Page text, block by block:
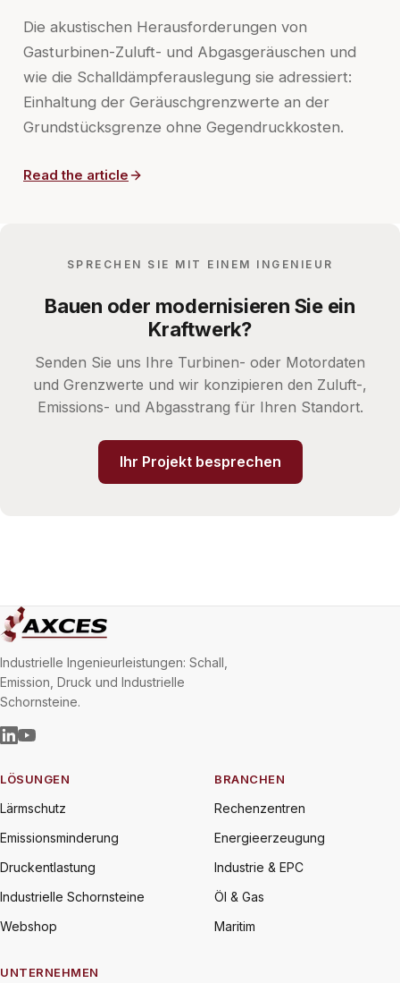
Die akustischen Herausforderungen von
Gasturbinen-Zuluft- und Abgasgeräuschen und
wie die Schalldämpferauslegung sie adressiert:
Einhaltung der Geräuschgrenzwerte an der
Grundstücksgrenze ohne Gegendruckkosten.
Read the article
SPRECHEN SIE MIT EINEM INGENIEUR
Bauen oder modernisieren Sie ein
Kraftwerk?
Senden Sie uns Ihre Turbinen- oder Motordaten
und Grenzwerte und wir konzipieren den Zuluft-,
Emissions- und Abgasstrang für Ihren Standort.
Ihr Projekt besprechen
Industrielle Ingenieurleistungen: Schall,
Emission, Druck und Industrielle
Schornsteine.
LÖSUNGEN
Lärmschutz
Emissionsminderung
Druckentlastung
Industrielle Schornsteine
Webshop
BRANCHEN
Rechenzentren
Energieerzeugung
Industrie & EPC
Öl & Gas
Maritim
UNTERNEHMEN